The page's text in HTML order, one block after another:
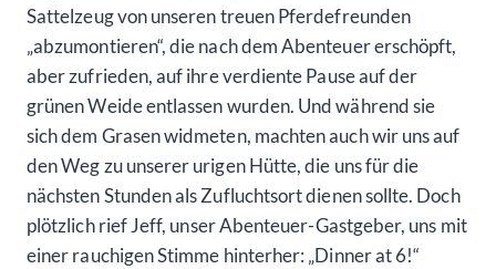
Sattelzeug von unseren treuen Pferdefreunden
„abzumontieren“, die nach dem Abenteuer erschöpft,
aber zufrieden, auf ihre verdiente Pause auf der
grünen Weide entlassen wurden. Und während sie
sich dem Grasen widmeten, machten auch wir uns auf
den Weg zu unserer urigen Hütte, die uns für die
nächsten Stunden als Zufluchtsort dienen sollte. Doch
plötzlich rief Jeff, unser Abenteuer-Gastgeber, uns mit
einer rauchigen Stimme hinterher: „Dinner at 6!“